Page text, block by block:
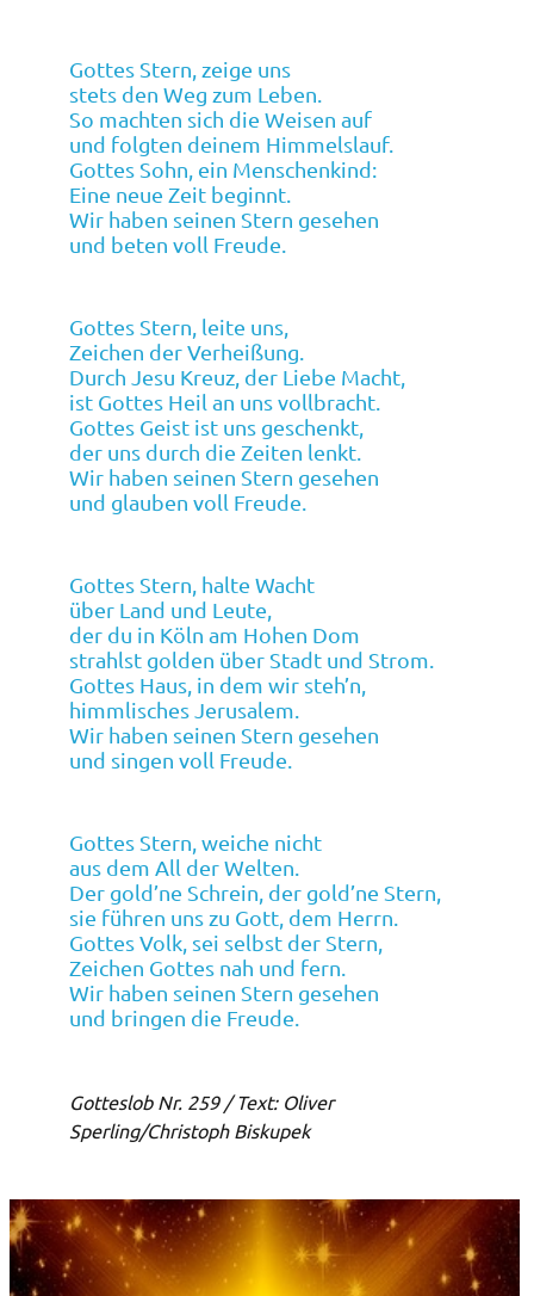
Gottes Stern, zeige uns
stets den Weg zum Leben.
So machten sich die Weisen auf
und folgten deinem Himmelslauf.
Gottes Sohn, ein Menschenkind:
Eine neue Zeit beginnt.
Wir haben seinen Stern gesehen
und beten voll Freude.
Gottes Stern, leite uns,
Zeichen der Verheißung.
Durch Jesu Kreuz, der Liebe Macht,
ist Gottes Heil an uns vollbracht.
Gottes Geist ist uns geschenkt,
der uns durch die Zeiten lenkt.
Wir haben seinen Stern gesehen
und glauben voll Freude.
Gottes Stern, halte Wacht
über Land und Leute,
der du in Köln am Hohen Dom
strahlst golden über Stadt und Strom.
Gottes Haus, in dem wir steh’n,
himmlisches Jerusalem.
Wir haben seinen Stern gesehen
und singen voll Freude.
Gottes Stern, weiche nicht
aus dem All der Welten.
Der gold’ne Schrein, der gold’ne Stern,
sie führen uns zu Gott, dem Herrn.
Gottes Volk, sei selbst der Stern,
Zeichen Gottes nah und fern.
Wir haben seinen Stern gesehen
und bringen die Freude.
Gotteslob Nr. 259 / Text: Oliver
Sperling/Christoph Biskupek